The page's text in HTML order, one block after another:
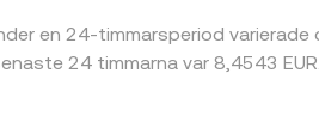
en 24-timmarsperiod
24 timmarna var 8,4543 EUR.